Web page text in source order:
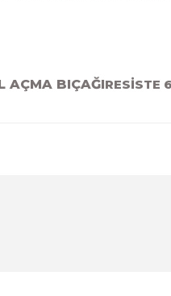
AÇMA BIÇAĞIRESİSTE